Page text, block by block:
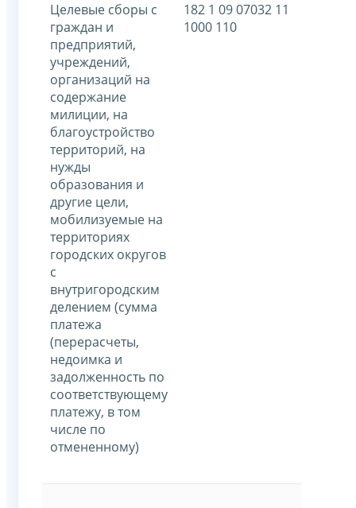
Целевые сборы с
граждан и
предприятий,
учреждений,
организаций на
содержание
милиции, на
благоустройство
территорий, на
нужды
образования и
другие цели,
мобилизуемые на
территориях
городских округов
с
внутригородским
делением (сумма
платежа
(перерасчеты,
недоимка и
задолженность по
соответствующему
платежу, в том
числе по
отмененному)
182 1 09 07032 11
1000 110